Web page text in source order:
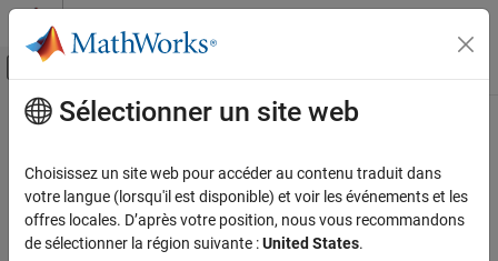
Passer au contenu
Activer/désactiver l'affichage du menu
Accueil de la documentation
Contenu principal
How useful was this information?
Sélectionner un site web
Choisissez un site web pour accéder au contenu traduit dans
votre langue (lorsqu'il est disponible) et voir les événements et les
offres locales. D’après votre position, nous vous recommandons
de sélectionner la région suivante :United States.